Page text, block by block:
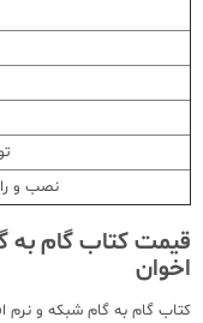
نصب و
قیمت کتاب گام به
اخوان
کتاب گام به گام شبکه و نرم